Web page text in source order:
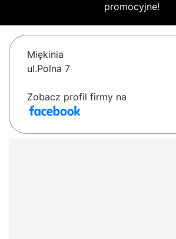
promocyjne!
Miękinia
ul.Polna 7
Zobacz profil firmy na